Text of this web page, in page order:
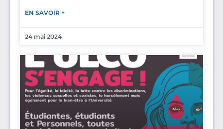
EN SAVOIR +
24 mai 2024